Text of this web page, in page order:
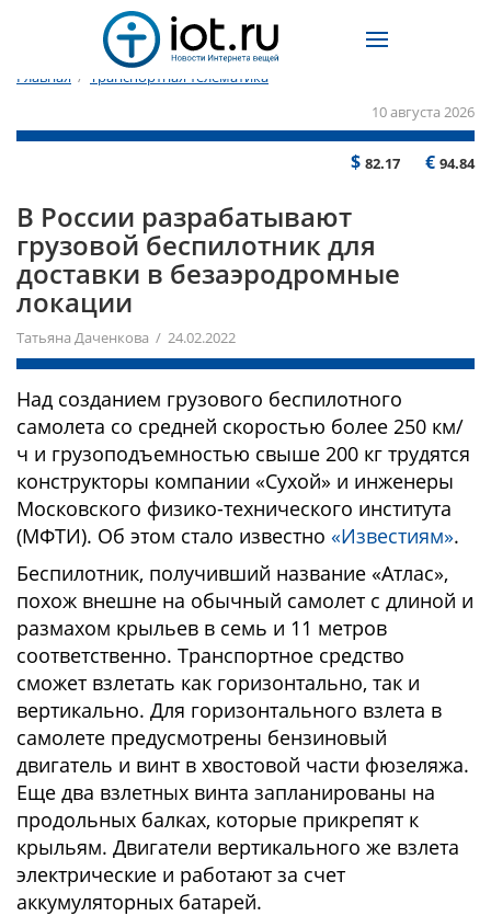
Главная /
Транспортная телематика
10 августа 2026
$ 82.17 € 94.84
В России разрабатывают
грузовой беспилотник для
доставки в безаэродромные
локации
Татьяна Даченкова / 24.02.2022
Над созданием грузового беспилотного
самолета со средней скоростью более 250 км/
ч и грузоподъемностью свыше 200 кг трудятся
конструкторы компании «Сухой» и инженеры
Московского физико-технического института
(МФТИ). Об этом стало известно «Известиям».
Беспилотник, получивший название «Атлас»,
похож внешне на обычный самолет с длиной и
размахом крыльев в семь и 11 метров
соответственно. Транспортное средство
сможет взлетать как горизонтально, так и
вертикально. Для горизонтального взлета в
самолете предусмотрены бензиновый
двигатель и винт в хвостовой части фюзеляжа.
Еще два взлетных винта запланированы на
продольных балках, которые прикрепят к
крыльям. Двигатели вертикального же взлета
электрические и работают за счет
аккумуляторных батарей.